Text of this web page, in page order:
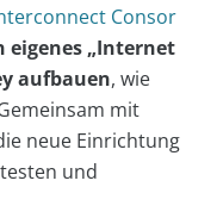
Consor
eigenes „Internet
aufbauen, wie
mit
neue Einrichtung
und